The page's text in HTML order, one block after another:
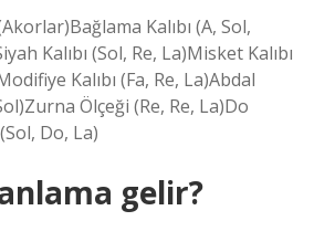
Kalıbı (A, Sol,
Kalıbı (Sol, Re, La)Misket Kalıbı
Kalıbı (Fa, Re, La)Abdal
Ölçeği (Re, Re, La)Do
Do, La)
gelir?